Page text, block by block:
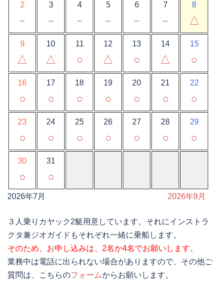
2
－
3
－
4
－
5
－
6
－
7
－
8
△
9
△
10
△
11
○
12
△
13
○
14
△
15
○
16
○
17
○
18
○
19
○
20
○
21
○
22
○
23
○
24
○
25
○
26
○
27
○
28
○
29
○
30
○
31
○
2026年7月 2026年9月
３人乗りカヤック2艇用意しています。それにインストラ
クタ兼ジオガイドもそれぞれ一緒に乗船します。
そのため、お申し込みは、2名か4名でお願いします。
業務中は電話に出られない場合がありますので、その他ご
質問は、こちらのフォームからお願いします。